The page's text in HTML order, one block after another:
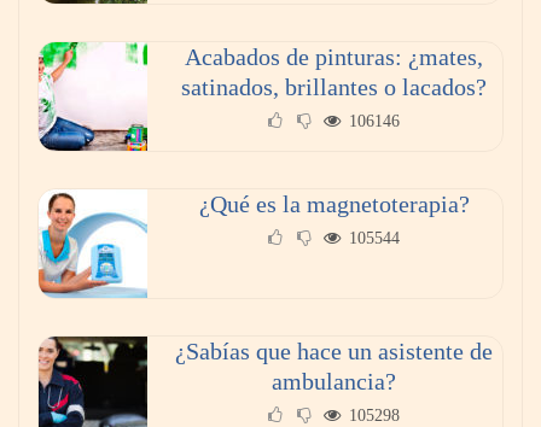
La luz roja, el nuevo aftersun, actúa en la
recuperación de la piel después del sol
Acabados de pinturas: ¿mates,
satinados, brillantes o lacados?
106146
¿Qué es la magnetoterapia?
105544
¿Sabías que hace un asistente de
ambulancia?
105298